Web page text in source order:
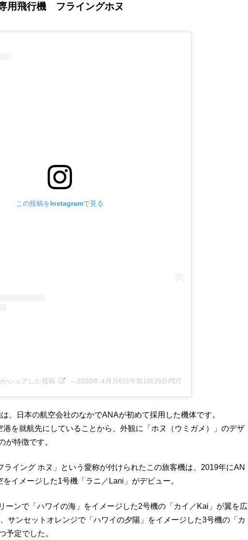
用飛行機 フライングホヌ
この投稿をInstagramで見る
シェアした投稿 – 2020年 4月月8日午前1時29分PDT
、日本の航空会社のなかでANAが初めて採用した機体です。
港を就航先にしていることから、外観に「ホヌ（ウミガメ）」のデザ
が特徴です。
ライング ホヌ」という愛称が付けられたこの旅客機は、2019年にAN
イメージした1号機「ラニ／Lani」がデビュー。
ーンで「ハワイの海」をイメージした2号機の「カイ／Kai」が翼を広
サンセットオレンジで「ハワイの夕陽」をイメージした3号機の「カ
予定でした。